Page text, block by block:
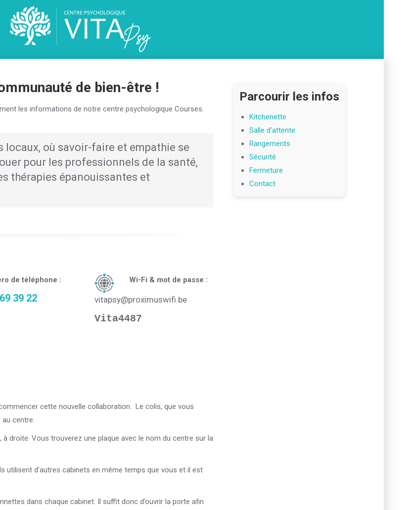
de bien-être !
les informations de notre centre psychologique Courses.
locaux, où savoir-faire et empathie se
pour les professionnels de la santé,
thérapies épanouissantes et
Parcourir les infos
Kitchenette
Salle d’attente
Rangements
Sécurité
Fermeture
Contact
de téléphone :
39 22
Wi-Fi & mot de passe :
vitapsy@proximuswifi.be
Vita4487
cette nouvelle collaboration. Le colis, que vous
au centre.
droite. Vous trouverez une plaque avec le nom du centre sur la
utilisent d’autres cabinets en même temps que vous et il est
dans chaque cabinet. Il suffit donc d’ouvrir la porte afin